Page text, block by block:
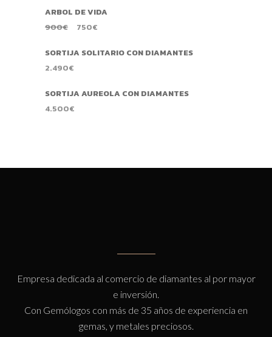
ARBOL DE VIDA
900€ 750€
SORTIJA SOLITARIO CON DIAMANTES
2.490€
SORTIJA AUREOLA CON DIAMANTES
4.500€
Empresa dedicada al comercio de diamantes al por mayor
e inversión.
Con Gemólogos con más de 35 años de experiencia en
gemas, y metales preciosos.